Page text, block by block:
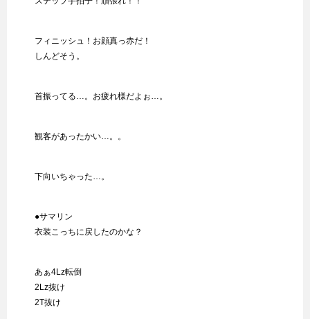
フィニッシュ！お顔真っ赤だ！
しんどそう。
首振ってる…。お疲れ様だよぉ…。
観客があったかい…。。
下向いちゃった…。
●サマリン
衣装こっちに戻したのかな？
あぁ4Lz転倒
2Lz抜け
2T抜け